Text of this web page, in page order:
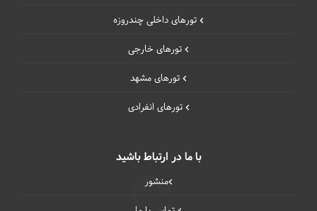
تورهای داخلی چند‌روزه
تورهای خارجی
تورهای مشهد
تورهای انفرادی
با ما در ارتباط باشید
منشور